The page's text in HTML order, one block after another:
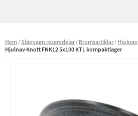
Hem Släpvagn reservdelar Bromsartiklar Hjulnav
Hjulnav Knott FNK12 5x100 KTL kompaktlager